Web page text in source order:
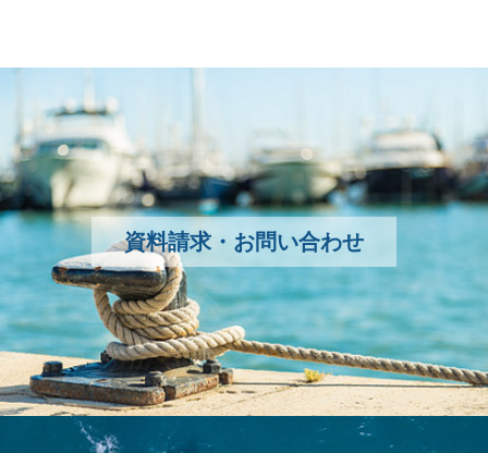
資料請求・お問い合わせ